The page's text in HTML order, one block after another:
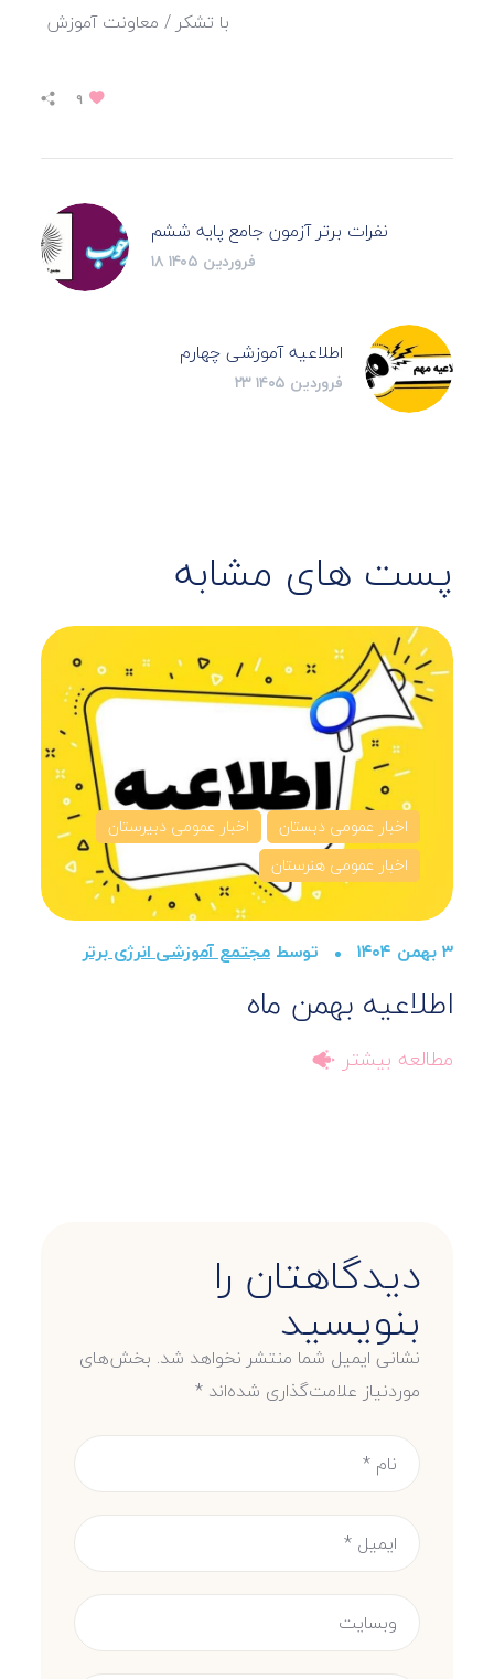
با تشکر / معاونت آموزش
۹
نفرات برتر آزمون جامع پایه ششم
۱۸ فروردین ۱۴۰۵
اطلاعیه آموزشی چهارم
۲۳ فروردین ۱۴۰۵
پست های مشابه
اخبار عمومی دبستان
اخبار عمومی دبیرستان
اخبار عمومی هنرستان
۳ بهمن ۱۴۰۴ توسطمجتمع آموزشی انرژی برتر
اطلاعیه بهمن ماه
مطالعه بیشتر
دیدگاهتان را
بنویسید
نشانی ایمیل شما منتشر نخواهد شد. بخش‌های
موردنیاز علامت‌گذاری شده‌اند*